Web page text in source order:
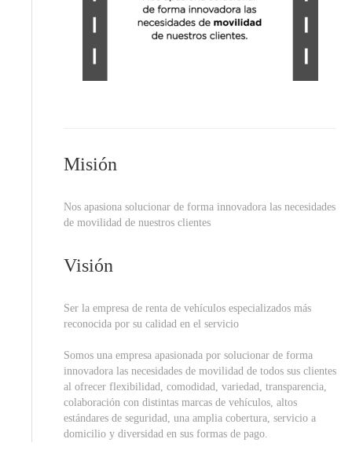
Misión
Nos apasiona solucionar de forma innovadora las necesidades
de movilidad de nuestros clientes
Visión
Ser la empresa de renta de vehículos especializados más
reconocida por su calidad en el servicio
Somos una empresa apasionada por solucionar de forma
innovadora las necesidades de movilidad de todos sus clientes
al ofrecer flexibilidad, comodidad, variedad, transparencia,
colaboración con distintas marcas de vehículos, altos
estándares de seguridad, una amplia cobertura, servicio a
domicilio y diversidad en sus formas de pago.